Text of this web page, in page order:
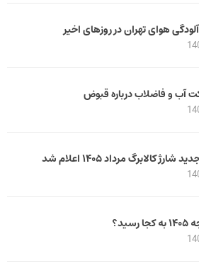
هوای تهران در روزهای اخیر
آب و فاضلاب درباره قبوض
کالابرگ مرداد ۱۴۰۵ اعلام شد